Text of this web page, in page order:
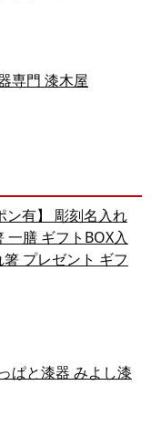
専門 漆木屋
ン有】 彫刻名入れ
一膳 ギフトBOX入
プレゼント ギフ
ぱと漆器 みよし漆